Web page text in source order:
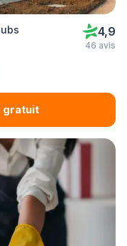
4,9
46 avis
gratuit